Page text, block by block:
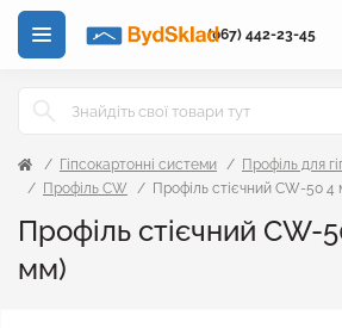
(067) 442-23-45
Гіпсокартонні системи
Профіль для
Профіль CW
Профіль стієчний CW-50 4
Профіль стієчний CW-
мм)